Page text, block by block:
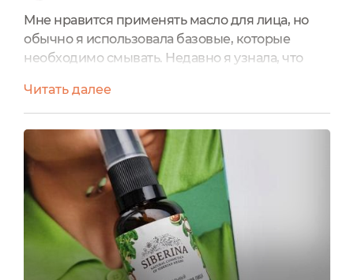
Мне нравится применять масло для лица, но
обычно я использовала базовые, которые
необходимо смывать. Недавно я узнала, что
смывать. Выбрала себе Концентрат масел для
лица «Безупречная кожа». Стеклянный флакон
с пипеткой содержит 30 мл масла. Этот
концентрат состоит из нескольких масел,
считается типа сухого масла. С таким чудом я
познакомилась впервые. Его...
Читать далее